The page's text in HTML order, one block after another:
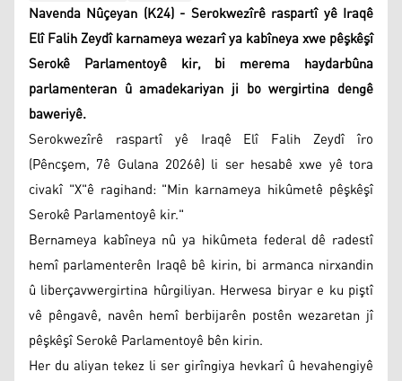
Navenda Nûçeyan (K24) - Serokwezîrê raspartî yê Iraqê
Elî Falih Zeydî karnameya wezarî ya kabîneya xwe pêşkêşî
Serokê Parlamentoyê kir, bi merema haydarbûna
parlamenteran û amadekariyan ji bo wergirtina dengê
baweriyê.
Serokwezîrê raspartî yê Iraqê Elî Falih Zeydî îro
(Pêncşem, 7ê Gulana 2026ê) li ser hesabê xwe yê tora
civakî "X"ê ragihand: "Min karnameya hikûmetê pêşkêşî
Serokê Parlamentoyê kir."
Bernameya kabîneya nû ya hikûmeta federal dê radestî
hemî parlamenterên Iraqê bê kirin, bi armanca nirxandin
û liberçavwergirtina hûrgiliyan. Herwesa biryar e ku piştî
vê pêngavê, navên hemî berbijarên postên wezaretan jî
pêşkêşî Serokê Parlamentoyê bên kirin.
Her du aliyan tekez li ser girîngiya hevkarî û hevahengiyê